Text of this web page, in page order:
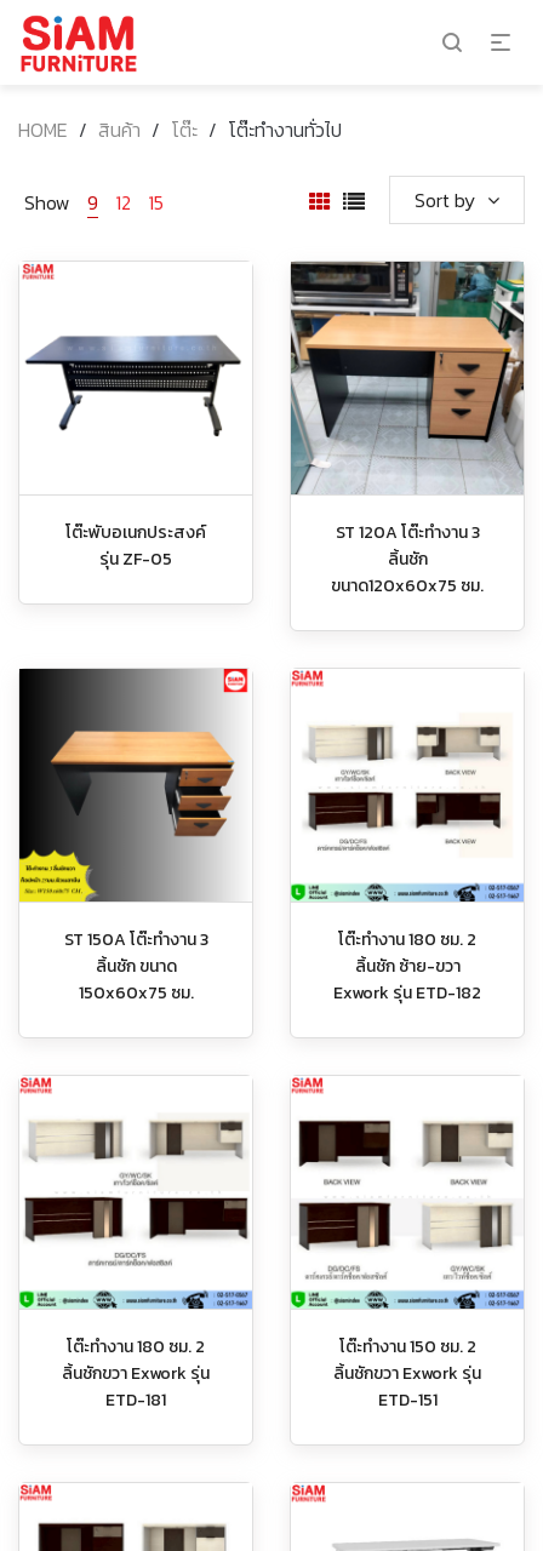
HOME / สินค้า / โต๊ะ / โต๊ะทำงานทั่วไป
Show 9 12 15 Sort by
โต๊ะพับอเนกประสงค์
รุ่น ZF-05
ST 120A โต๊ะทำงาน 3
ลิ้นชัก
ขนาด120x60x75 ซม.
ST 150A โต๊ะทำงาน 3
ลิ้นชัก ขนาด
150x60x75 ซม.
โต๊ะทำงาน 180 ซม. 2
ลิ้นชัก ซ้าย-ขวา
Exwork รุ่น ETD-182
โต๊ะทำงาน 180 ซม. 2
ลิ้นชักขวา Exwork รุ่น
ETD-181
โต๊ะทำงาน 150 ซม. 2
ลิ้นชักขวา Exwork รุ่น
ETD-151